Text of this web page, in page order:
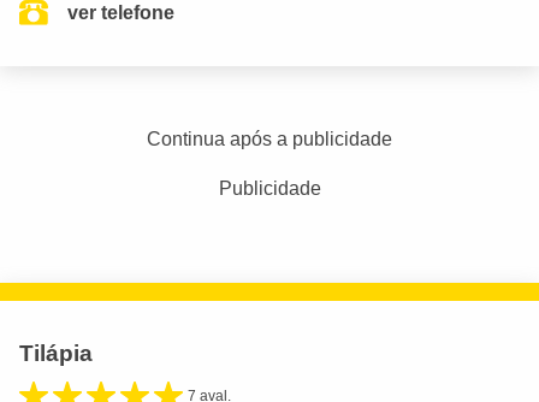
ver telefone
Continua após a publicidade
Publicidade
Tilápia
7 aval.